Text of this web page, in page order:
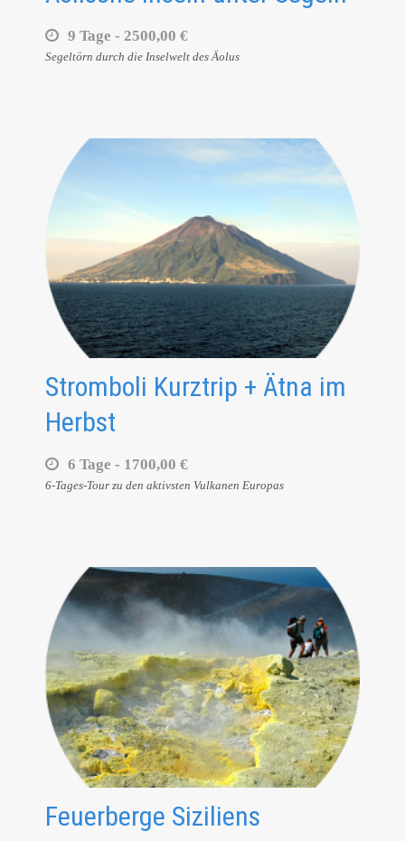
9 Tage - 2500,00 €
Segeltörn durch die Inselwelt des Äolus
Stromboli Kurztrip + Ätna im
Herbst
6 Tage - 1700,00 €
6-Tages-Tour zu den aktivsten Vulkanen Europas
Feuerberge Siziliens